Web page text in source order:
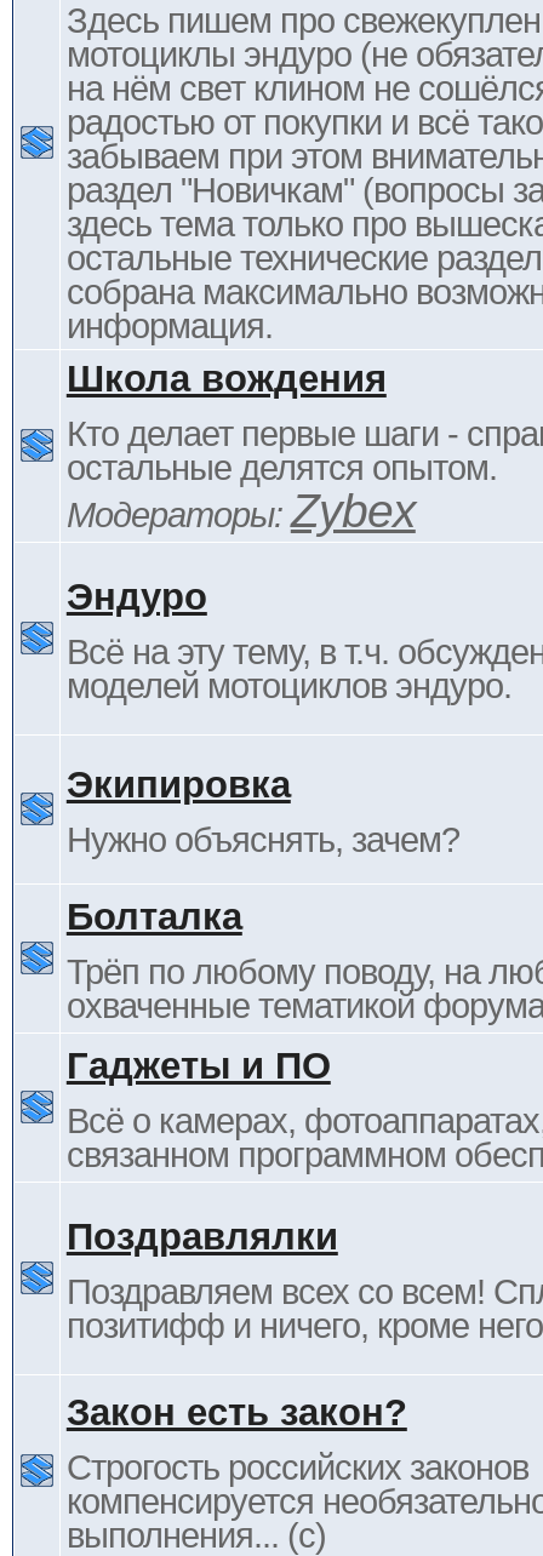
Здесь пишем про
мотоциклы эндуро (не
на нём свет клином не
радостью от покупки и всё
забываем при этом
раздел "Новичкам" (вопросы
здесь тема только про
остальные технические
собрана максимально
информация.
Школа вождения
Кто делает первые шаги -
остальные делятся опытом.
Модераторы:Zybex
Эндуро
Всё на эту тему, в т.ч.
моделей мотоциклов эндуро.
Экипировка
Нужно объяснять, зачем?
Болталка
Трёп по любому поводу, на
охваченные тематикой
Гаджеты и ПО
Всё о камерах,
связанном программном
Поздравлялки
Поздравляем всех со всем!
позитифф и ничего, кроме
Закон есть закон?
Строгость российских законов
компенсируется
выполнения... (c)